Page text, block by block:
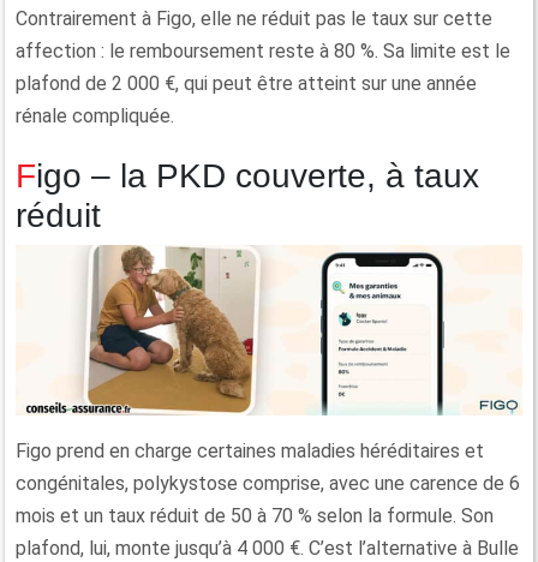
Contrairement à Figo, elle ne réduit pas le taux sur cette
affection : le remboursement reste à 80 %. Sa limite est le
plafond de 2 000 €, qui peut être atteint sur une année
rénale compliquée.
Figo – la PKD couverte, à taux
réduit
Figo prend en charge certaines maladies héréditaires et
congénitales, polykystose comprise, avec une carence de 6
mois et un taux réduit de 50 à 70 % selon la formule. Son
plafond, lui, monte jusqu’à 4 000 €. C’est l’alternative à Bulle